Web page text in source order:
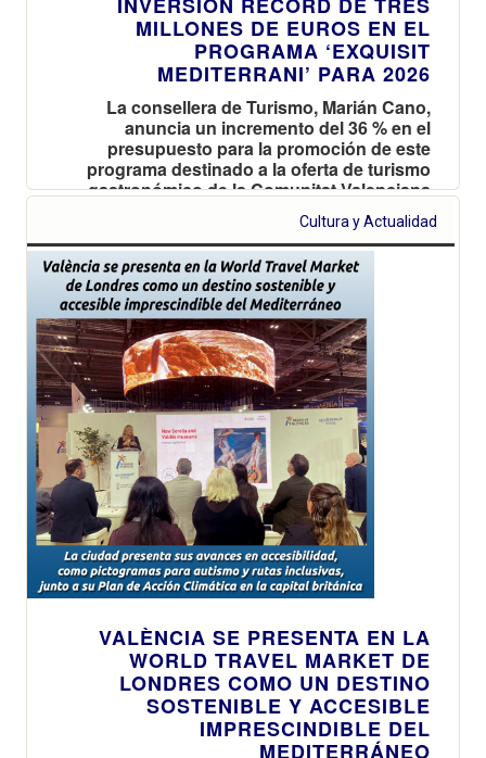
MILLONES DE EUROS EN EL
PROGRAMA ‘EXQUISIT
MEDITERRANI’ PARA 2026
La consellera de Turismo, Marián Cano,
anuncia un incremento del 36 % en el
presupuesto para la promoción de este
programa destinado a la oferta de turismo
gastronómico de la Comunitat Valenciana
Cultura y Actualidad
VALÈNCIA SE PRESENTA EN LA
WORLD TRAVEL MARKET DE
LONDRES COMO UN DESTINO
SOSTENIBLE Y ACCESIBLE
IMPRESCINDIBLE DEL
MEDITERRÁNEO